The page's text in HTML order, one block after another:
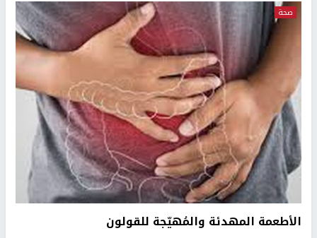
صحة
الأطعمة المهدئة والمُهيّجة للقولون